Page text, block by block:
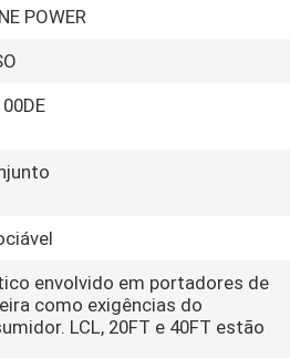
POWER
envolvido em portadores de
como exigências do
LCL, 20FT e 40FT estão